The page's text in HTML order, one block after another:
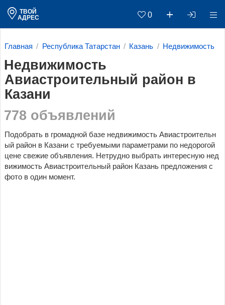
ТВОЙ
АДРЕС
0
Главная Республика Татарстан Казань Недвижимость
Недвижимость
Авиастроительный район в
Казани
778 объявлений
Подобрать в громадной базе недвижимость Авиастроительн
ый район в Казани c требуемыми параметрами по недорогой
цене свежие объявления. Нетрудно выбрать интересную нед
вижимость Авиастроительный район Казань предложения с
фото в один момент.